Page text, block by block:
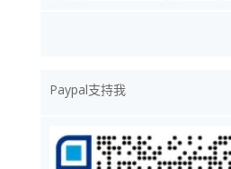
Paypal支持我